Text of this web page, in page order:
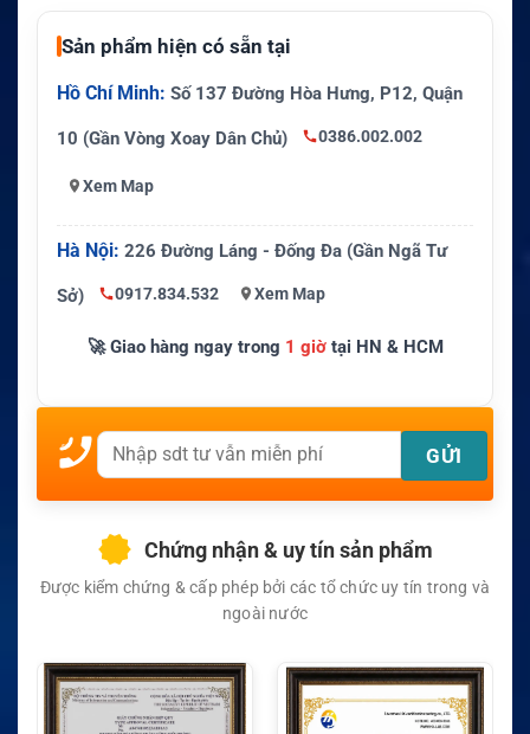
Sản phẩm hiện có sẵn tại
Hồ Chí Minh: Số 137 Đường Hòa Hưng, P12, Quận
10 (Gần Vòng Xoay Dân Chủ) 0386.002.002
Xem Map
Hà Nội: 226 Đường Láng - Đống Đa (Gần Ngã Tư
Sở) 0917.834.532 Xem Map
🚀 Giao hàng ngay trong 1 giờtại HN & HCM
Chứng nhận & uy tín sản phẩm
Được kiểm chứng & cấp phép bởi các tổ chức uy tín trong và
ngoài nước